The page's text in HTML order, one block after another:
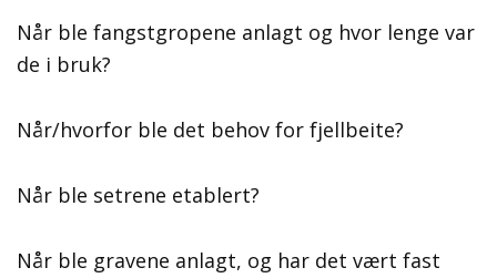
Når ble fangstgropene anlagt og hvor lenge var
de i bruk?
Når/hvorfor ble det behov for fjellbeite?
Når ble setrene etablert?
Når ble gravene anlagt, og har det vært fast